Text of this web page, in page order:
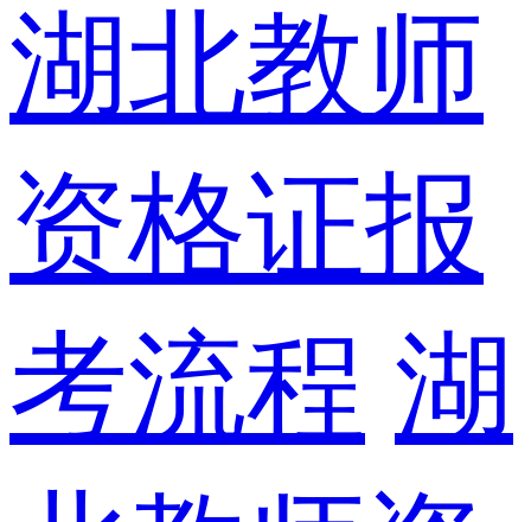
湖北教师
资格证报
考流程 湖